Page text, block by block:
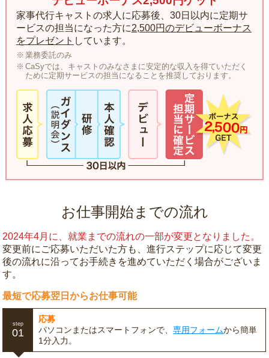
家事代行キャストの求人に応募後、30日以内に定期サ
ービスの担当になった方に2,500円のデビューボーナス
をプレゼント しています。
業務委託のみ
CaSyでは、キャストのみなさまに安定的な収入を得ていただく
ために定期サービスの担当になることを推奨しております。
お仕事開始までの流れ
2024年4月に、就業までの流れの一部が変更となりました。
変更前にご応募いただいた方も、進行ステップに応じて変更
後の流れに沿ってお手続きを進めていただく場合がございま
す。
最短で応募翌日からお仕事可能
step
01
応募
パソコンまたはスマートフォンで、専用フォームから簡単
1分入力。